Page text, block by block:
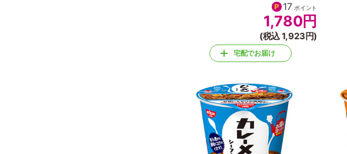
17 ポイント
1,780円
(税込 1,923円)
宅配でお届け